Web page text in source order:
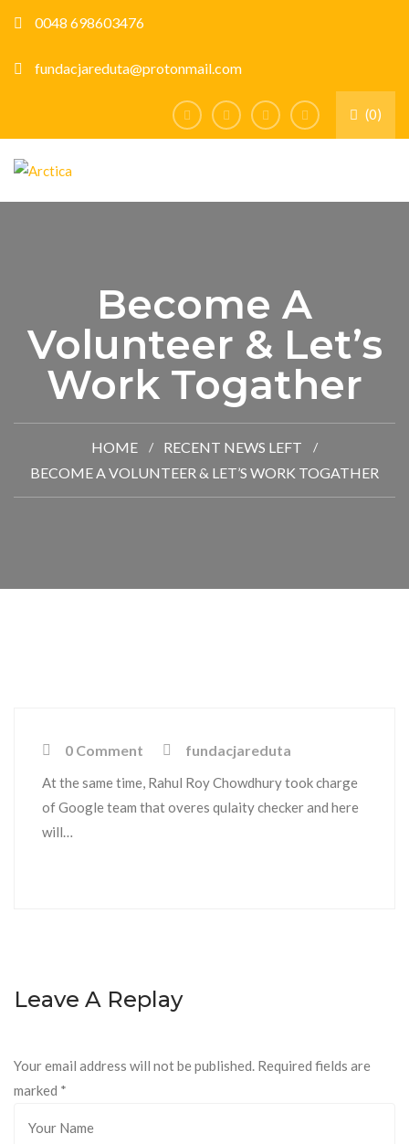
0048 698603476
fundacjareduta@protonmail.com
(0)
Become A
Volunteer & Let’s
Work Togather
HOME
RECENT NEWS LEFT
BECOME A VOLUNTEER & LET’S WORK TOGATHER
0 Comment fundacjareduta
At the same time, Rahul Roy Chowdhury took charge
of Google team that overes qulaity checker and here
will…
Leave A Replay
Your email address will not be published. Required fields are
marked *